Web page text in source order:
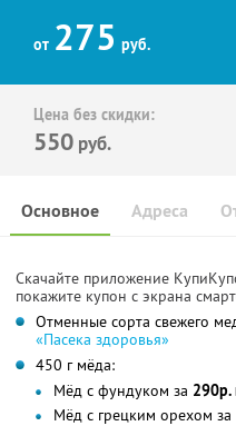
от 275 руб.
Цена без скидки:
550 руб.
Основное Адреса
Скачайте приложение
покажите купон с экрана
Отменные сорта свежего
«Пасека здоровья»
450 г мёда:
Мёд с фундуком за 290р.
Мёд с грецким орехом за